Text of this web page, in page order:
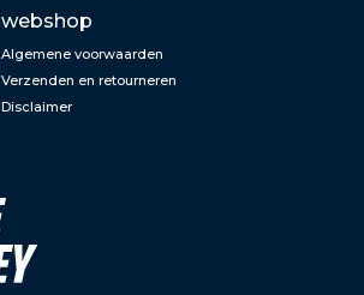
webshop
Algemene voorwaarden
Verzenden en retourneren
Disclaimer